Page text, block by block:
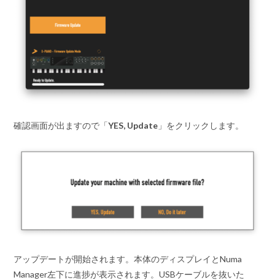
確認画面が出ますので「YES, Update 」をクリックします。
アップデートが開始されます。本体のディスプレイとNuma
Manager左下に進捗が表示されます。USBケーブルを抜いた